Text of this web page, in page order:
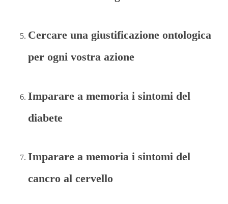
Cercare una giustificazione ontologica
per ogni vostra azione
Imparare a memoria i sintomi del
diabete
Imparare a memoria i sintomi del
cancro al cervello